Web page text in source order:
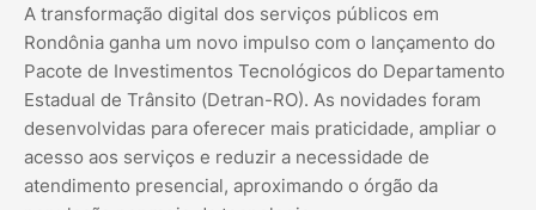
A transformação digital dos serviços públicos em
Rondônia ganha um novo impulso com o lançamento do
Pacote de Investimentos Tecnológicos do Departamento
Estadual de Trânsito (Detran-RO). As novidades foram
desenvolvidas para oferecer mais praticidade, ampliar o
acesso aos serviços e reduzir a necessidade de
atendimento presencial, aproximando o órgão da